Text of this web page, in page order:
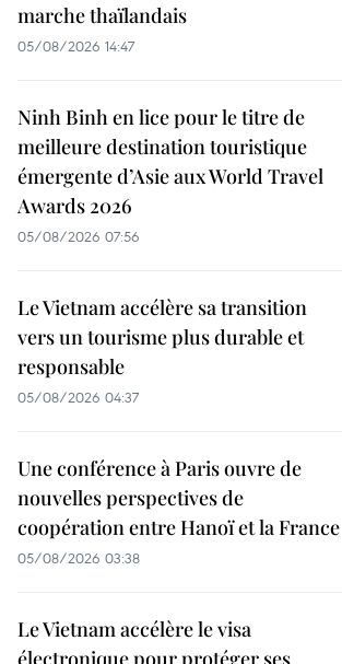
marche thaïlandais
05/08/2026 14:47
Ninh Binh en lice pour le titre de
meilleure destination touristique
émergente d’Asie aux World Travel
Awards 2026
05/08/2026 07:56
Le Vietnam accélère sa transition
vers un tourisme plus durable et
responsable
05/08/2026 04:37
Une conférence à Paris ouvre de
nouvelles perspectives de
coopération entre Hanoï et la France
05/08/2026 03:38
Le Vietnam accélère le visa
électronique pour protéger ses